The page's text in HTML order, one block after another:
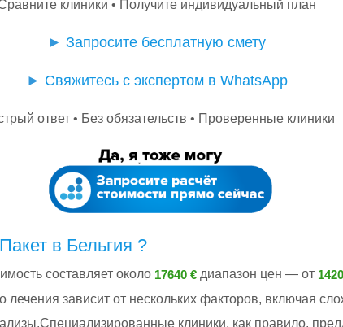
клиники • Получите индивидуальный план
► Запросите бесплатную смету
► Свяжитесь с экспертом в WhatsApp
ответ • Без обязательств • Проверенные клиники
в Бельгия ?
составляет около 17640 € диапазон цен — от
зависит от нескольких факторов, включая
клиники, как правило,